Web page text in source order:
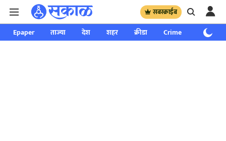
सबस्क्राईब
Epaper ताज्या देश शहर क्रीडा Crime साप्ताहिक